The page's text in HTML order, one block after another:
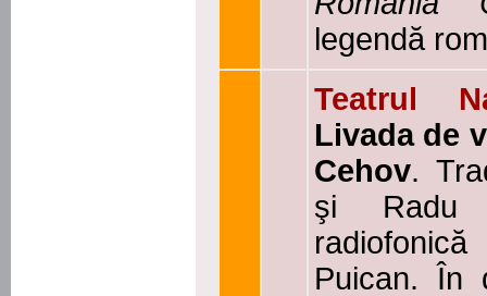
legendă
Teatrul
Livada de
Cehov.
şi Radu
Puican. În